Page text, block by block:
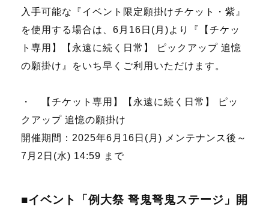
入手可能な『イベント限定願掛けチケット・紫』
を使用する場合は、6月16日(月)より『【チケッ
ト専用】【永遠に続く日常】 ピックアップ 追憶
の願掛け』をいち早くご利用いただけます。
・ 【チケット専用】【永遠に続く日常】 ピッ
クアップ 追憶の願掛け
開催期間：2025年6月16日(月) メンテナンス後～
7月2日(水) 14:59 まで
■イベント「例大祭 弩鬼弩鬼ステージ」開